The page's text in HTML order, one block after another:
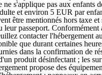
s'applique pas aux enfants
et environ 5 EUR par
être mentionnés hors taxe
passeport.
contacter l'hébergement
que durant certaines
dans la confirmation de
produit désinfectant ; les
propose des